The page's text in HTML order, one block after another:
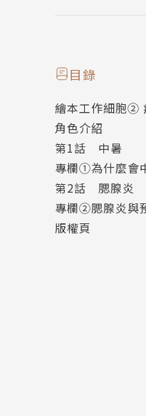
紅血球聚集到
更糟的是，卑
白血球努力追
在這個危急關
〈第2話：腮
記憶細胞做了
就在此時，腮
目錄
繪本工作細胞②
角色介紹
第1話 中暑
專欄①為什麼會
第2話 腮腺炎
專欄②腮腺炎與
版權頁